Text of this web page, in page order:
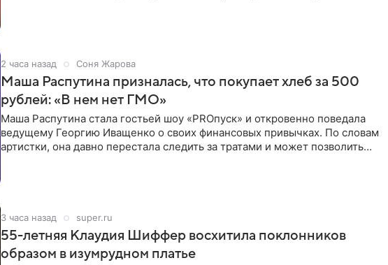
2 часа назад Соня Жарова
Маша Распутина призналась, что покупает хлеб за 500
рублей: «В нем нет ГМО»
Маша Распутина стала гостьей шоу «PROпуск» и откровенно поведала
ведущему Георгию Иващенко о своих финансовых привычках. По словам
артистки, она давно перестала следить за тратами и может позволить
3 часа назад super.ru
55-летняя Клаудия Шиффер восхитила поклонников
образом в изумрудном платье